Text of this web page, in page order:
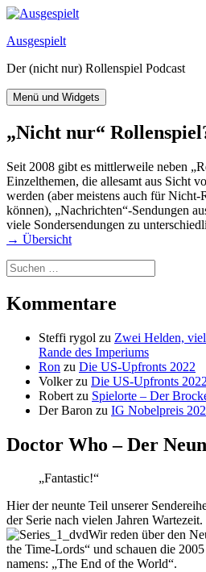
Zum
springen
Ausgespielt
Der (nicht nur) Rollenspiel Podcast
Menü und Widgets
„Nicht nur“
Seit 2008 gibt es mittlerweile neben
Einzelthemen, die allesamt aus Sicht
werden (aber meistens auch für Nicht-
können), „Nachrichten“-Sendungen
viele Sondersendungen zu
→ Übersicht
Suchen
nach:
Kommentare
Steffi rygol zu Zwei Helden,
Rande des Imperiums
Ron zu Die US-Upfronts 2022
Volkerzu Die US-Upfronts 2022
Robert zu Spielorte – Der
Der Baron zu IG Nobelpreis
Doctor Who – Der
„Fantastic!“
Hier der neunte Teil unserer
der Serie nach vielen Jahren Wartezeit.
Wir reden über den
the Time-Lords“ und schauen die
namens: „The End of the World“.